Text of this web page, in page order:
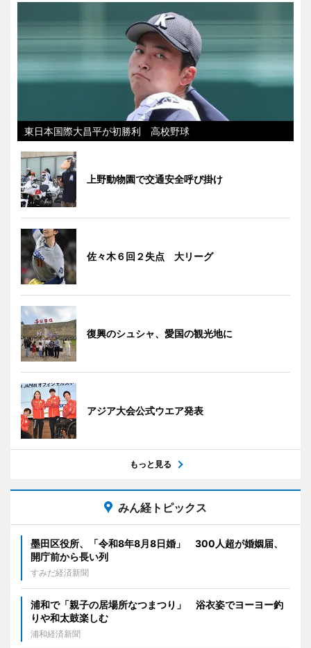
東日本国際大昌平が初勝利 高校野球
上野動物園で交通安全呼び掛け
佐々木６回２失点 大リーグ
復興のシュシャ、愛国の観光地に
アジア大会公式ウエア発表
もっと見る
みん経トピックス
墨田区役所、「令和8年8月8日婚」 300人超が婚姻届、
開庁前から長い列
すみだ経済新聞
浦和で「親子の居場所なつまつり」 浴衣姿でヨーヨー釣
りや和太鼓楽しむ
浦和経済新聞